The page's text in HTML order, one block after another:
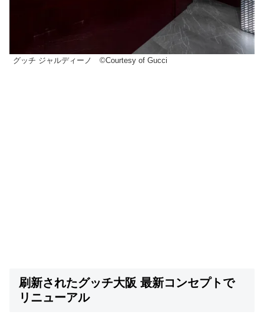
グッチ ジャルディーノ ©Courtesy of Gucci
刷新されたグッチ大阪 最新コンセプトで
リニューアル